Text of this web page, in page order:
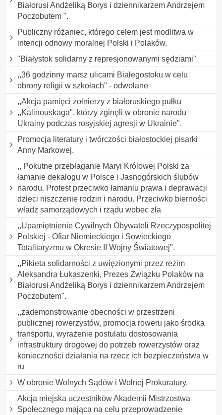
Białorusi Andżeliką Borys i dziennikarzem Andrzejem
Poczobutem ".
Publiczny różaniec, którego celem jest modlitwa w
intencji odnowy moralnej Polski i Polaków.
"Białystok solidarny z represjonowanymi sędziami"
,,36 godzinny marsz ulicami Białegostoku w celu
obrony religii w szkołach" - odwołane
,,Akcja pamięci żołnierzy z białoruskiego pułku
,,Kalinouskaga", którzy zginęli w obronie narodu
Ukrainy podczas rosyjskiej agresji w Ukrainie".
Promocja literatury i twórczości białostockiej pisarki
Anny Markowej.
,, Pokutne przebłaganie Maryi Królowej Polski za
łamanie dekalogu w Polsce i Jasnogórskich ślubów
narodu. Protest przeciwko łamaniu prawa i deprawacji
dzieci niszczenie rodzin i narodu. Przeciwko bierności
władz samorządowych i rządu wobec zła
,,Upamiętnienie Cywilnych Obywateli Rzeczypospolitej
Polskiej - Ofiar Niemieckiego i Sowieckiego
Totalitaryzmu w Okresie II Wojny Światowej".
,,Pikieta solidarności z uwięzionymi przez reżim
Aleksandra Łukaszenki, Prezes Związku Polaków na
Białorusi Andżeliką Borys i dziennikarzem Andrzejem
Poczobutem".
,,zademonstrowanie obecności w przestrzeni
publicznej rowerzystów, promocja roweru jako środka
transportu, wyrażenie postulatu dostosowania
infrastruktury drogowej do potrzeb rowerzystów oraz
konieczności działania na rzecz ich bezpieczeństwa w
ru
W obronie Wolnych Sądów i Wolnej Prokuratury.
Akcja miejska uczestników Akademii Mistrzostwa
Społecznego mająca na celu przeprowadzenie